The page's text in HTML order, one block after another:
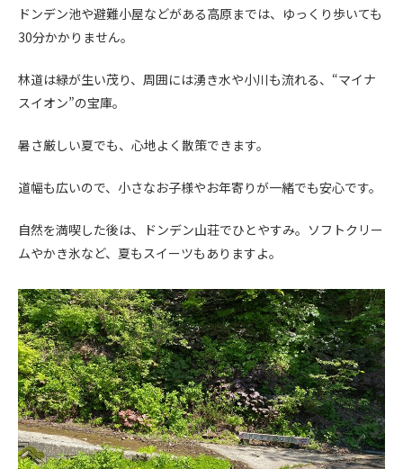
ドンデン池や避難小屋などがある高原までは、ゆっくり歩いても
30分かかりません。
林道は緑が生い茂り、周囲には湧き水や小川も流れる、“マイナ
スイオン”の宝庫。
暑さ厳しい夏でも、心地よく散策できます。
道幅も広いので、小さなお子様やお年寄りが一緒でも安心です。
自然を満喫した後は、ドンデン山荘でひとやすみ。ソフトクリー
ムやかき氷など、夏もスイーツもありますよ。